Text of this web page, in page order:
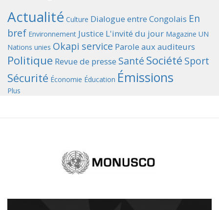
Actualité Culture Dialogue entre Congolais En
bref Environnement Justice L'invité du jour Magazine UN
Nations unies Okapi service Parole aux auditeurs
Politique Revue de presse Santé Société Sport
Sécurité Économie Éducation Émissions
Plus